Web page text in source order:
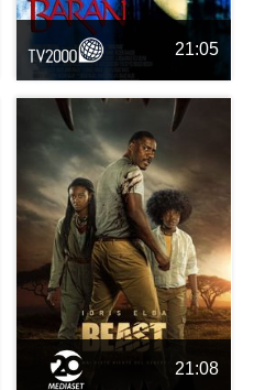
21:05
21:08